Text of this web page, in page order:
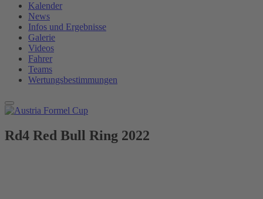
Kalender
News
Infos und Ergebnisse
Galerie
Videos
Fahrer
Teams
Wertungsbestimmungen
Rd4 Red Bull Ring 2022